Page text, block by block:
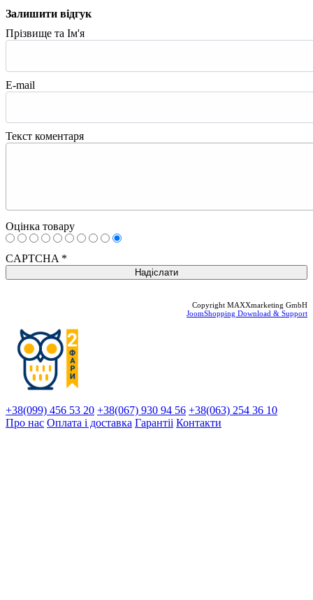
Залишити відгук
Прізвище та Ім'я
E-mail
Текст коментаря
Оцінка товару
CAPTCHA *
Copyright MAXXmarketing GmbH
JoomShopping Download & Support
+38(099) 456 53 20 +38(067) 930 94 56 +38(063) 254 36 10
Про нас Оплата і доставка Гарантіi Контакти